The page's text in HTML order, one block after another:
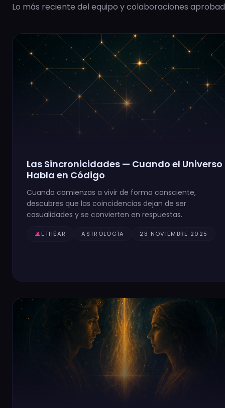
Lo más reciente del equipo y colaboraciones
Las Sincronicidades — Cuando el Universo
Habla en Código
Cuando comienzas a vivir de forma consciente,
descubres que las coincidencias dejan de ser
casualidades y se convierten en respuestas.
personETHĒAR ASTROLOGÍA 23 NOVIEMBRE 2025